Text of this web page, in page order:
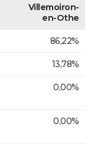
Villemoiron-
en-Othe
86,22%
13,78%
0,00%
0,00%